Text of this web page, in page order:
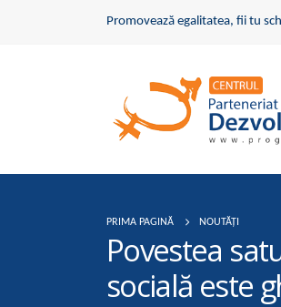
Promovează egalitatea, fii tu
PRIMA PAGINĂ NOUTĂȚI
Povestea
socială este